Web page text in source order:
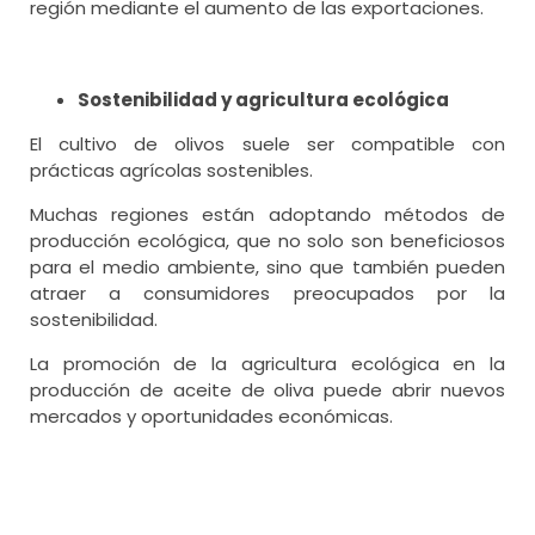
región mediante el aumento de las exportaciones.
Sostenibilidad y agricultura ecológica
El cultivo de olivos suele ser compatible con
prácticas agrícolas sostenibles.
Muchas regiones están adoptando métodos de
producción ecológica, que no solo son beneficiosos
para el medio ambiente, sino que también pueden
atraer a consumidores preocupados por la
sostenibilidad.
La promoción de la agricultura ecológica en la
producción de aceite de oliva puede abrir nuevos
mercados y oportunidades económicas.